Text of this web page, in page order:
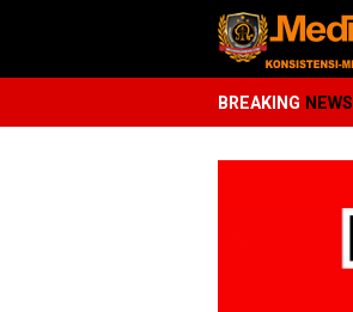
BREAKING NEWS